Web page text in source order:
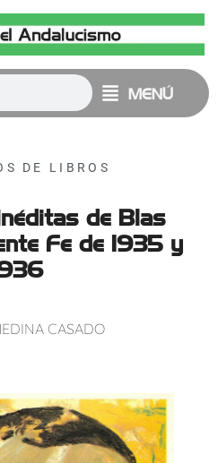
MENÚ
DE LIBROS
de Blas
Fe de 1935 y
CASADO